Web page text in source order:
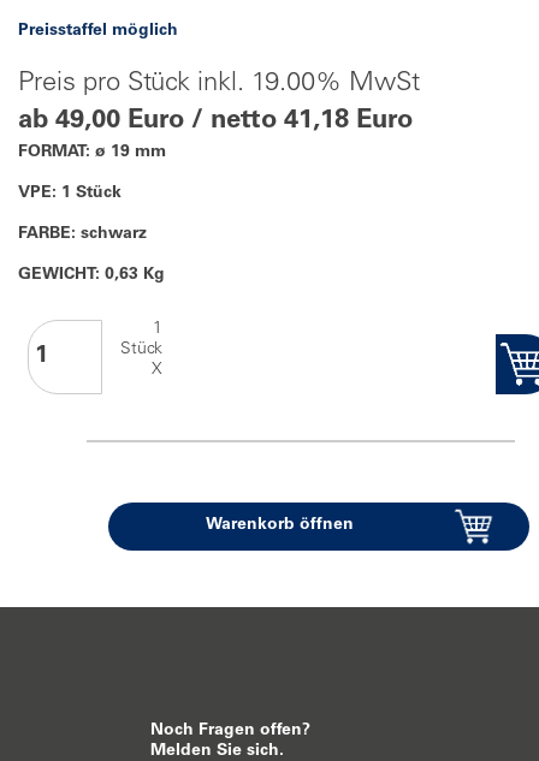
Preisstaffel möglich
Preis pro Stück inkl. 19.00% MwSt
ab 49,00 Euro / netto 41,18 Euro
FORMAT: ø 19 mm
VPE: 1 Stück
FARBE: schwarz
GEWICHT: 0,63 Kg
1
Stück
X
Warenkorb öffnen
Noch Fragen offen?
Melden Sie sich.